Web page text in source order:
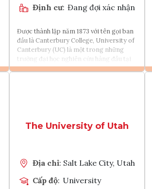
Định cư: Đang đợi xác nhận
Được thành lập năm 1873 với tên gọi ban
đầu là Canterbury College, University of
Canterbury (UC) là một trong những
trường đại học nghiên cứu hàng đầu tại
New Zealand. Nằm cách trung tâm
khoảng 14.000 sinh viên.
Chia sẻ với
The University of Utah
Địa chỉ: Salt Lake City, Utah
Cấp độ: University